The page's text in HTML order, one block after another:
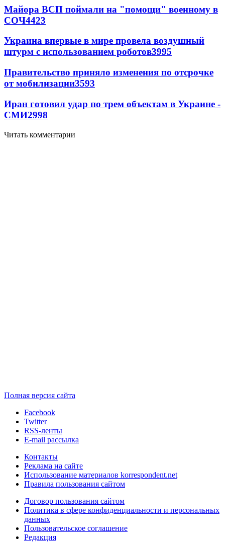
Майора ВСП поймали на "помощи" военному в
СОЧ4423
Украина впервые в мире провела воздушный
штурм с использованием роботов3995
Правительство приняло изменения по отсрочке
от мобилизации3593
Иран готовил удар по трем объектам в Украине -
СМИ2998
Читать комментарии
Полная версия сайта
Facebook
Twitter
RSS-ленты
E-mail рассылка
Контакты
Реклама на сайте
Использование материалов korrespondent.net
Правила пользования сайтом
Договор пользования сайтом
Политика в сфере конфиденциальности и персональных
данных
Пользовательское соглашение
Редакция